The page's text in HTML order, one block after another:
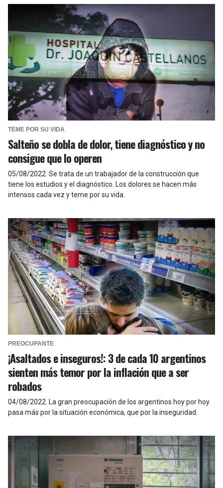
TEME POR SU VIDA
Salteño se dobla de dolor, tiene diagnóstico y no
consigue que lo operen
05/08/2022 Se trata de un trabajador de la construcción que
tiene los estudios y el diagnóstico. Los dolores se hacen más
intensos cada vez y teme por su vida.
PREOCUPANTE
¡Asaltados e inseguros!: 3 de cada 10 argentinos
sienten más temor por la inflación que a ser
robados
04/08/2022 La gran preocupación de los argentinos hoy por hoy
pasa más por la situación económica, que por la inseguridad.